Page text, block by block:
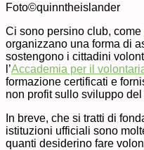
Foto©quinntheislander
Ci sono persino club, come
organizzano una forma di
sostengono i cittadini
l’Accademia per il
formazione certificati e
non profit sullo sviluppo del
In breve, che si tratti di
istituzioni ufficiali sono
quanti desiderino fare